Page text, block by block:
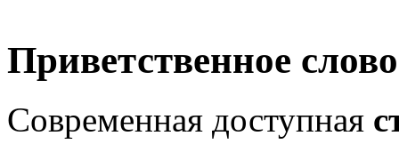
Приветственное
Современная доступная